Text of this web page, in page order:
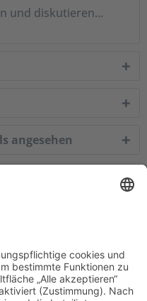
und diskutieren...
angesehen